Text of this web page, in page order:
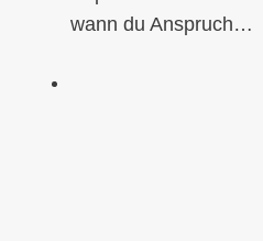
wann du Anspruch…